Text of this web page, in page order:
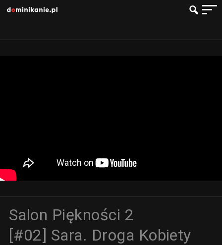
Salon Piękności 2
[#02] Sara. Droga Kobiety